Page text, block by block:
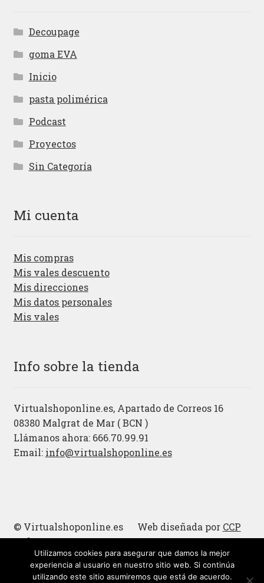
Decoupage
goma EVA
Inicio
pasta polimérica
Podcast
Proyectos
Sin Categoría
Mi cuenta
Mis compras
Mis vales descuento
Mis direcciones
Mis datos personales
Mis vales
Info sobre la tienda
Virtualshoponline.es, Apartado de Correos 16
08380 Malgrat de Mar ( BCN )
Llámanos ahora: 666.70.99.91
Email: info@virtualshoponline.es
© Virtualshoponline.es Web diseñada por CCP
Cadena
Cucharas de madera
Utilizamos cookies para asegurar que damos la mejor
experiencia al usuario en nuestro sitio web. Si continúa
utilizando este sitio asumiremos que está de acuerdo.